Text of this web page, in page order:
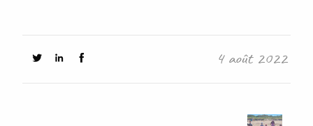
4 août 2022